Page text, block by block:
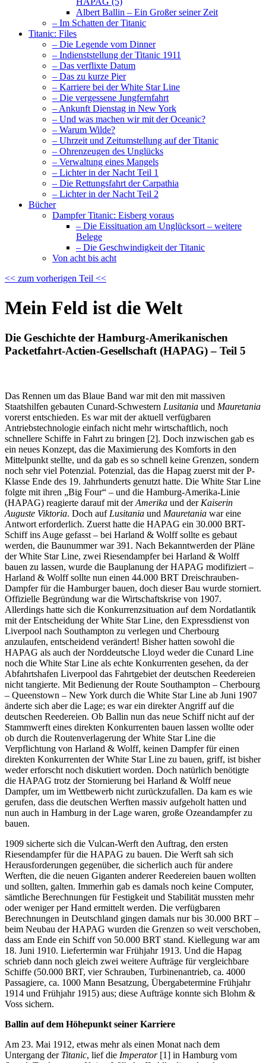
Albert Ballin – Ein Großer seiner Zeit
– Im Schatten der Titanic
Titanic: Files
– Die Legende vom Dinner
– Indienststellung der Titanic 1911
– Das verflixte Datum
– Das zu kurze Pier
– Karriere bei der White Star Line
– Die vergessene Jungfernfahrt
– Ankunft Dienstag in New York
– Und was machen wir mit der Oceanic?
– Warum Wilde?
– Uhrzeit und Zeitumstellung auf der Titanic
– Ohrenzeugen des Unglücks
– Verwaltung eines Mangels
– Lichter in der Nacht Teil 1
– Die Rettungsfahrt der Carpathia
– Lichter in der Nacht Teil 2
Bücher
Dampfer Titanic: Eisberg voraus
– Die Eissituation am Unglücksort – weitere
Belege
– Die Geschwindigkeit der Titanic
Von acht bis acht
<< zum vorherigen Teil <<
Mein Feld ist die Welt
Die Geschichte der Hamburg-Amerikanischen
Packetfahrt-Actien-Gesellschaft (HAPAG) – Teil 5
Das Rennen um das Blaue Band war mit den mit massiven
Staatshilfen gebauten Cunard-Schwestern Lusitania und Mauretania
vorerst entschieden. Es war mit der aktuell verfügbaren
Antriebstechnologie einfach nicht mehr wirtschaftlich, noch
schnellere Schiffe in Fahrt zu bringen [2]. Doch inzwischen gab es
ein neues Konzept, das die Maximierung des Komforts in den
Mittelpunkt stellte, und da gab es so schnell keine Grenzen, sondern
noch sehr viel Potenzial. Potenzial, das die Hapag zuerst mit der P-
Klasse Ende des 19. Jahrhunderts genutzt hatte. Die White Star Line
folgte mit ihren „Big Four“ – und die Hamburg-Amerika-Linie
(HAPAG) reagierte darauf mit derAmerika und der Kaiserin
Auguste Viktoria. Doch auf Lusitania und Mauretania war eine
Antwort erforderlich. Zuerst hatte die HAPAG ein 30.000 BRT-
Schiff ins Auge gefasst – bei Harland & Wolff sollte es gebaut
werden, die Baunummer war 391. Nach Bekanntwerden der Pläne
der White Star Line, zwei Riesendampfer bei Harland & Wolff
bauen zu lassen, wurde die Bauplanung der HAPAG modifiziert –
Harland & Wolff sollte nun einen 44.000 BRT Dreischrauben-
Dampfer für die Hamburger bauen, doch dieser Bau wurde storniert.
Offizielle Begründung war die Wirtschaftskrise von 1907.
Allerdings hatte sich die Konkurrenzsituation auf dem Nordatlantik
mit der Entscheidung der White Star Line, den Expressdienst von
Liverpool nach Southampton zu verlegen und Cherbourg
anzulaufen, entscheidend verändert! Bisher hatten sowohl die
HAPAG als auch der Norddeutsche Lloyd weder die Cunard Line
noch die White Star Line als echte Konkurrenten gesehen, da der
Abfahrtshafen Liverpool das Fahrtgebiet der deutschen Reedereien
nicht tangierte. Mit Bedienung der Route Southampton – Cherbourg
– Queenstown – New York durch die White Star Line ab Juni 1907
änderte sich aber die Lage; es war ein direkter Angriff auf die
deutschen Reedereien. Ob Ballin nun das neue Schiff nicht auf der
Stammwerft eines direkten Konkurrenten bauen lassen wollte oder
ob durch die Routenverlagerung der White Star Line die
Verpflichtung von Harland & Wolff, keinen Dampfer für einen
direkten Konkurrenten der White Star Line zu bauen, griff, ist bisher
weder erforscht noch diskutiert worden. Doch natürlich benötigte
die HAPAG trotz der Stornierung bei Harland & Wolff neue
Dampfer, um im Wettbewerb nicht zurückzufallen. Da kam es wie
gerufen, dass die deutschen Werften massiv aufgeholt hatten und
nun auch in Hamburg in der Lage waren, große Ozeandampfer zu
bauen.
1909 sicherte sich die Vulcan-Werft den Auftrag, den ersten
Riesendampfer für die HAPAG zu bauen. Die Werft sah sich
Herausforderungen gegenüber, die sicherlich auch für andere
Werften, die die neuen Giganten anderer Reedereien bauen wollten
und sollten, galten. Immerhin gab es damals noch keine Computer,
sämtliche Berechnungen für Festigkeit und Stabilität mussten mehr
oder weniger per Hand ermittelt werden. Die verfügbaren
Berechnungen in Deutschland gingen damals nur bis 30.000 BRT –
beim Neubau der HAPAG wurden die Grenzen so weit verschoben,
dass am Ende ein Schiff von 50.000 BRT stand. Kiellegung war am
18. Juni 1910. Liefertermin war Frühjahr 1913. Und die Hapag
schrieb dann noch gleich zwei weitere Aufträge für vergleichbare
Schiffe (50.000 BRT, vier Schrauben, Turbinenantrieb, ca. 4000
Passagiere, ca. 1000 Mann Besatzung, Übergabetermine Frühjahr
1914 und Frühjahr 1915) aus; diese Aufträge konnte sich Blohm &
Voss sichern.
Ballin auf dem Höhepunkt seiner Karriere
Am 23. Mai 1912, etwas mehr als einen Monat nach dem
Untergang der Titanic, lief die Imperator[1] in Hamburg vom